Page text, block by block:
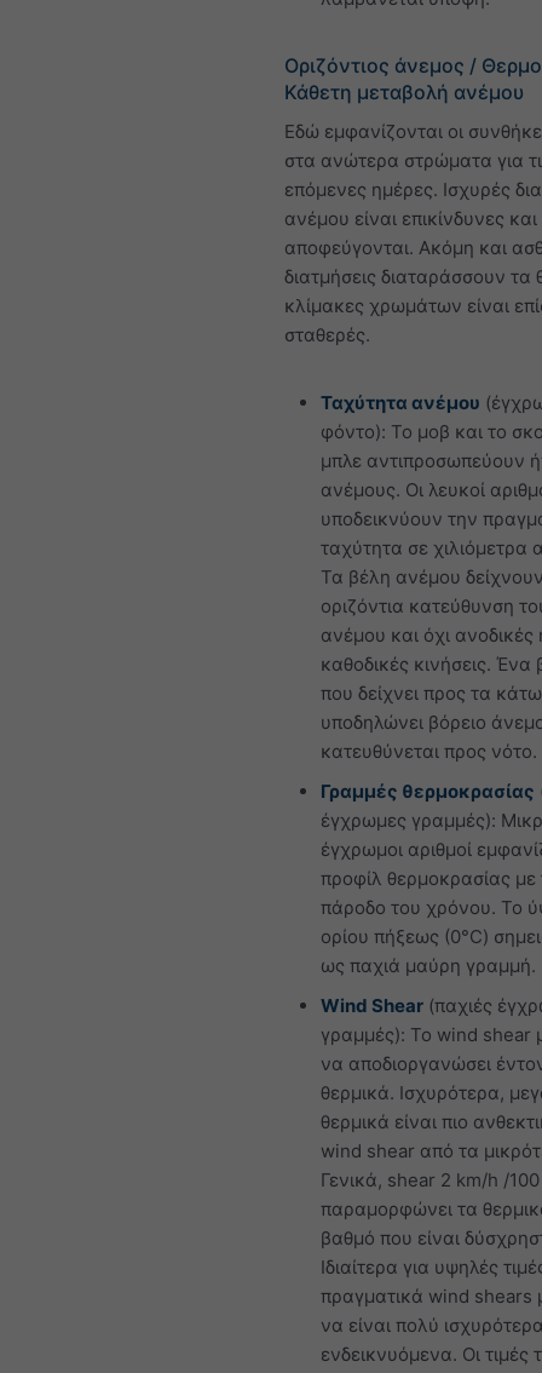
Οριζόντιος άνεμος /
Κάθετη μεταβολή ανέμου
Εδώ εμφανίζονται οι
στα ανώτερα στρώματα για
επόμενες ημέρες. Ισχυρές
ανέμου είναι επικίνδυνες
αποφεύγονται. Ακόμη και
διατμήσεις διαταράσσουν τα
κλίμακες χρωμάτων είναι
σταθερές.
Ταχύτητα ανέμου
φόντο): Το μοβ και το
μπλε αντιπροσωπεύουν
ανέμους. Οι λευκοί
υποδεικνύουν την
ταχύτητα σε
Τα βέλη ανέμου
οριζόντια κατεύθυνση
ανέμου και όχι ανοδικές
καθοδικές κινήσεις. Ένα
που δείχνει προς τα κάτω
υποδηλώνει βόρειο
κατευθύνεται προς νότο.
Γραμμές θερμοκρασίας
έγχρωμες γραμμές):
έγχρωμοι αριθμοί
προφίλ θερμοκρασίας με
πάροδο του χρόνου. Το
ορίου πήξεως (0°C)
ως παχιά μαύρη γραμμή.
Wind Shear (παχιές
γραμμές): Το wind shear
να αποδιοργανώσει
θερμικά. Ισχυρότερα,
θερμικά είναι πιο
wind shear από τα
Γενικά, shear 2 km/h /
παραμορφώνει τα
βαθμό που είναι
Ιδιαίτερα για υψηλές
πραγματικά wind shears
να είναι πολύ
ενδεικνυόμενα. Οι τιμές